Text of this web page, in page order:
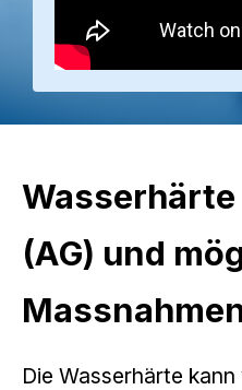
(AG) und
Die Wasserhärte